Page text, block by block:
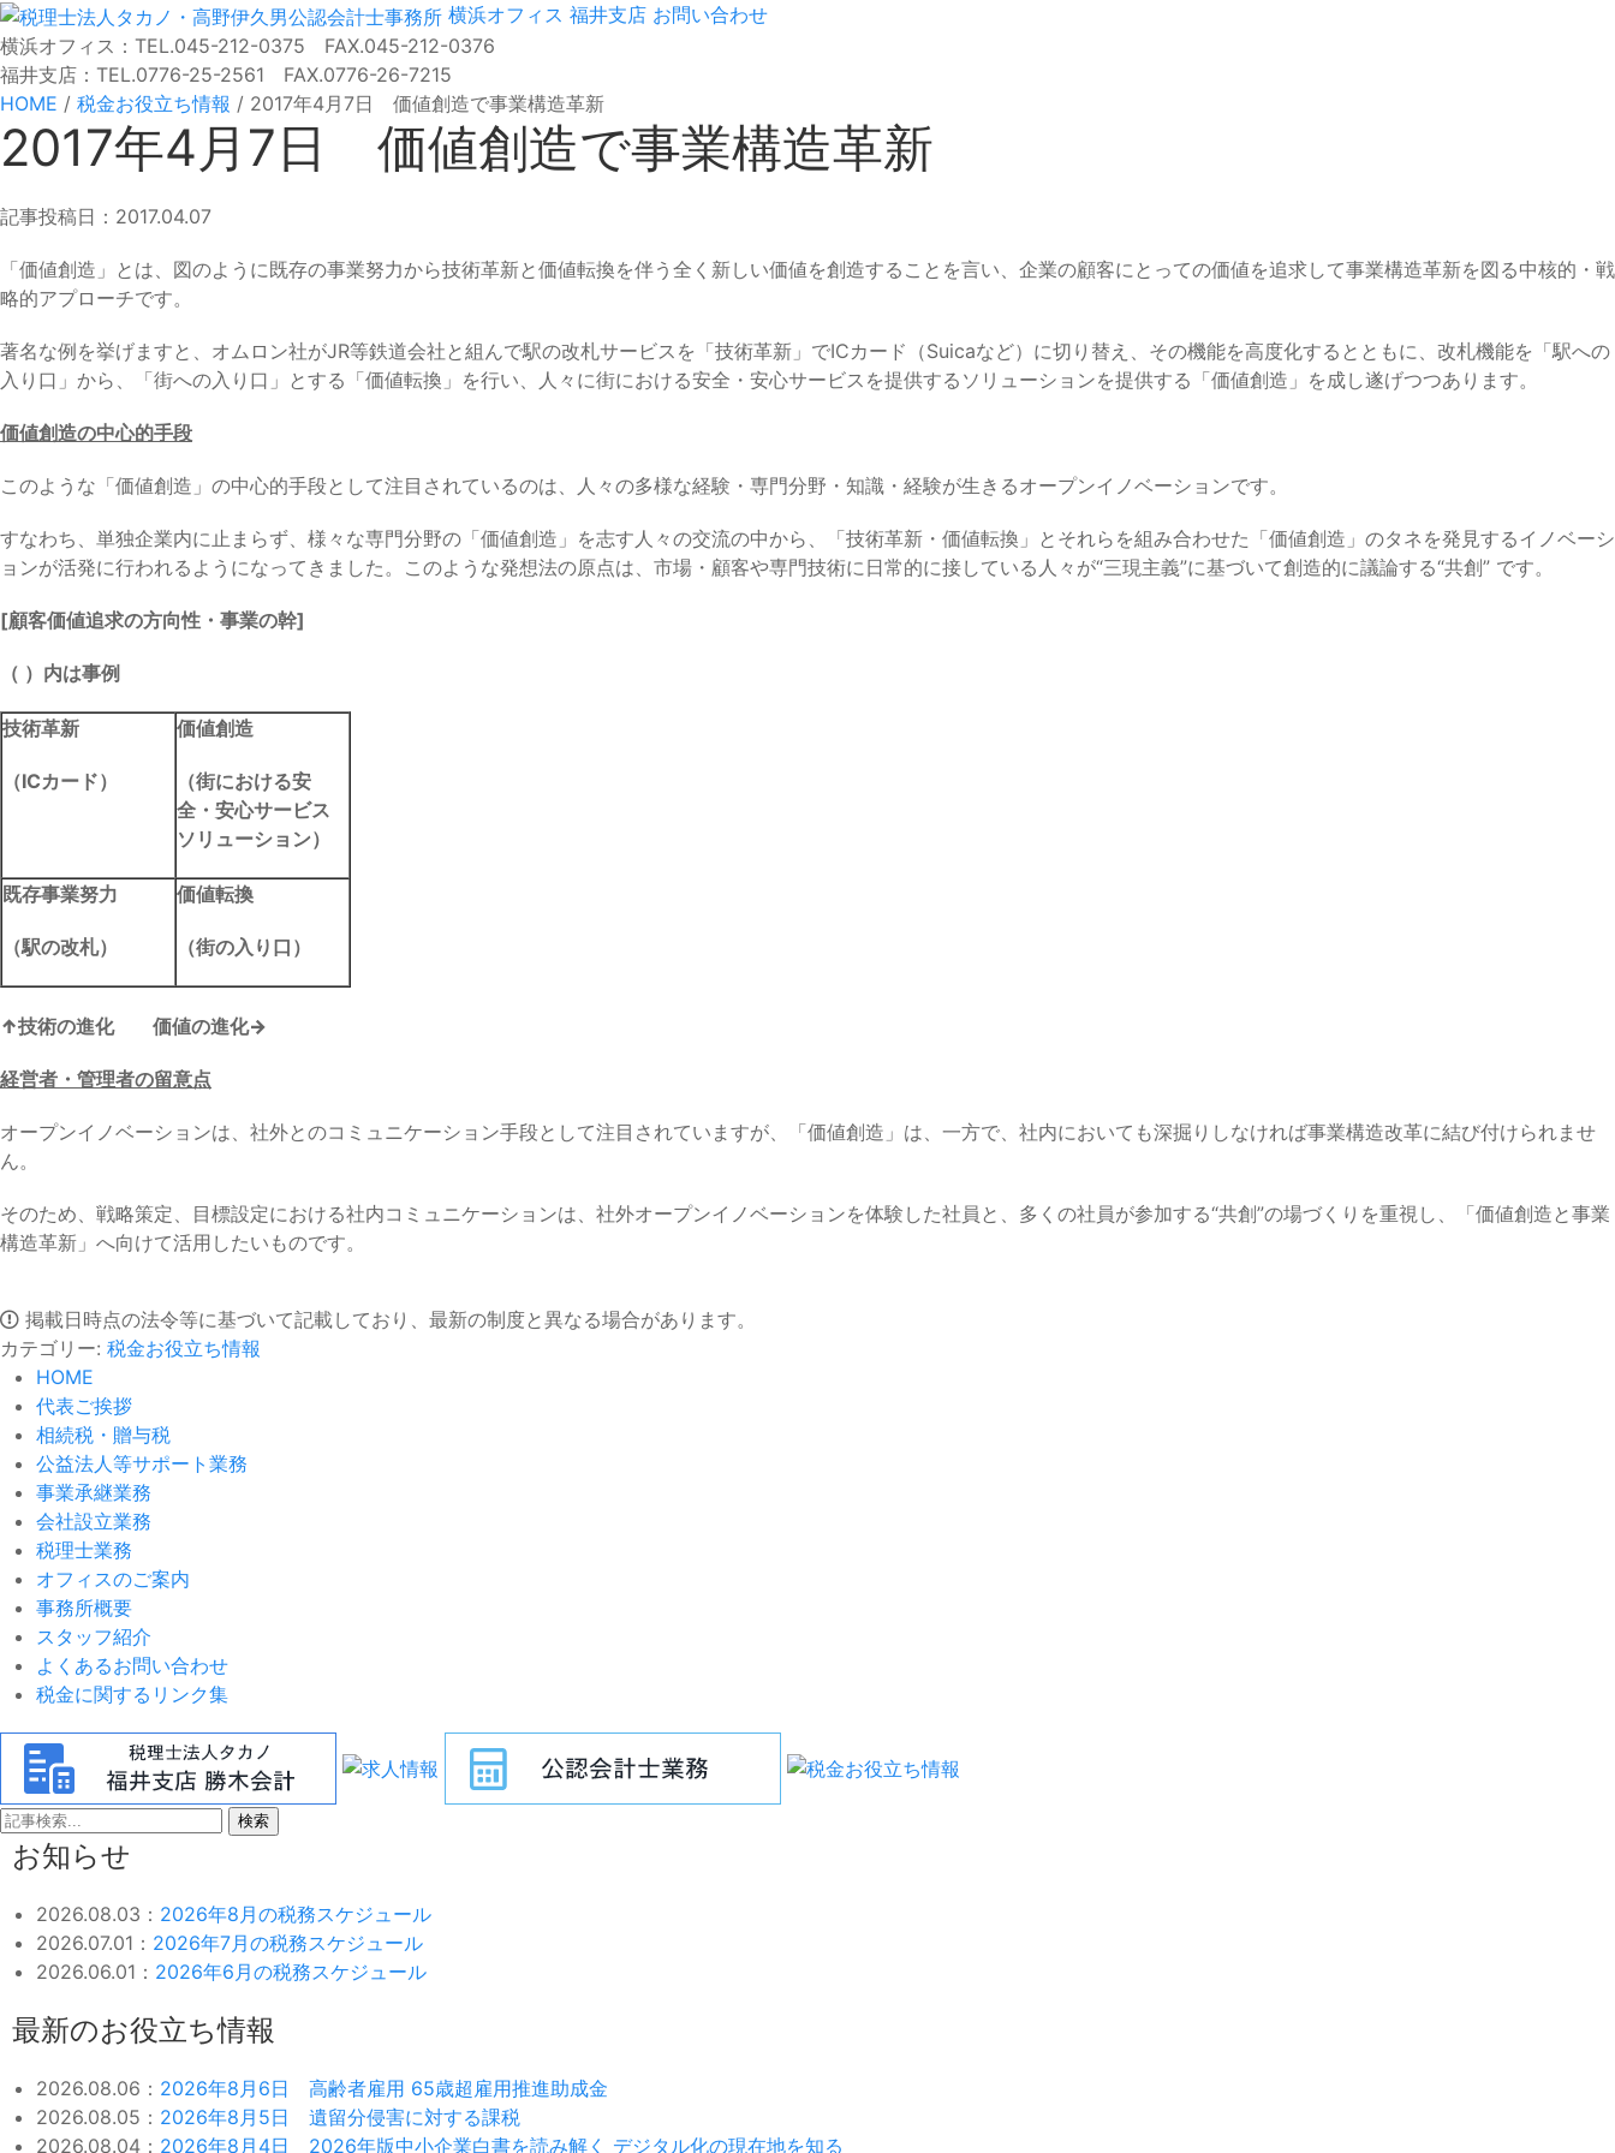
横浜オフィス 福井支店 お問い合わせ
横浜オフィス：TEL.045-212-0375 FAX.045-212-0376
福井支店：TEL.0776-25-2561 FAX.0776-26-7215
HOME / 税金お役立ち情報 / 2017年4月7日 価値創造で事業構造革新
2017年4月7日 価値創造で事業構造革新
記事投稿日：2017.04.07
「価値創造」とは、図のように既存の事業努力から技術革新と価値転換を伴う全く新しい価値を創造することを言い、企業の顧客にとっての価値を追求して事業構造革新を図る中核的・戦
略的アプローチです。
著名な例を挙げますと、オムロン社がJR等鉄道会社と組んで駅の改札サービスを「技術革新」でICカード（Suicaなど）に切り替え、その機能を高度化するとともに、改札機能を「駅への
入り口」から、「街への入り口」とする「価値転換」を行い、人々に街における安全・安心サービスを提供するソリューションを提供する「価値創造」を成し遂げつつあります。
価値創造の中心的手段
このような「価値創造」の中心的手段として注目されているのは、人々の多様な経験・専門分野・知識・経験が生きるオープンイノベーションです。
すなわち、単独企業内に止まらず、様々な専門分野の「価値創造」を志す人々の交流の中から、「技術革新・価値転換」とそれらを組み合わせた「価値創造」のタネを発見するイノベーシ
ョンが活発に行われるようになってきました。このような発想法の原点は、市場・顧客や専門技術に日常的に接している人々が“三現主義”に基づいて創造的に議論する“共創” です。
[顧客価値追求の方向性・事業の幹]
（ ）内は事例
技術革新
（ICカード）
価値創造
（街における安
全・安心サービス
ソリューション）
既存事業努力
（駅の改札）
価値転換
（街の入り口）
↑技術の進化 価値の進化→
経営者・管理者の留意点
オープンイノベーションは、社外とのコミュニケーション手段として注目されていますが、「価値創造」は、一方で、社内においても深掘りしなければ事業構造改革に結び付けられませ
ん。
そのため、戦略策定、目標設定における社内コミュニケーションは、社外オープンイノベーションを体験した社員と、多くの社員が参加する“共創”の場づくりを重視し、「価値創造と事業
構造革新」へ向けて活用したいものです。
掲載日時点の法令等に基づいて記載しており、最新の制度と異なる場合があります。
カテゴリー: 税金お役立ち情報
HOME
代表ご挨拶
相続税・贈与税
公益法人等サポート業務
事業承継業務
会社設立業務
税理士業務
オフィスのご案内
事務所概要
スタッフ紹介
よくあるお問い合わせ
税金に関するリンク集
検索
お知らせ
2026.08.03： 2026年8月の税務スケジュール
2026.07.01： 2026年7月の税務スケジュール
2026.06.01： 2026年6月の税務スケジュール
最新のお役立ち情報
2026.08.06： 2026年8月6日 高齢者雇用 65歳超雇用推進助成金
2026.08.05： 2026年8月5日 遺留分侵害に対する課税
2026.08.04： 2026年8月4日 2026年版中小企業白書を読み解く デジタル化の現在地を知る